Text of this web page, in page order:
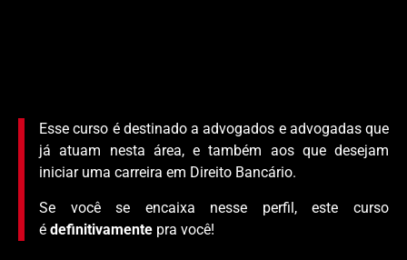
Esse curso é destinado a advogados e advogadas que
já atuam nesta área, e também aos que desejam
iniciar uma carreira em Direito Bancário.
Se você se encaixa nesse perfil, este curso
é definitivamente pra você!